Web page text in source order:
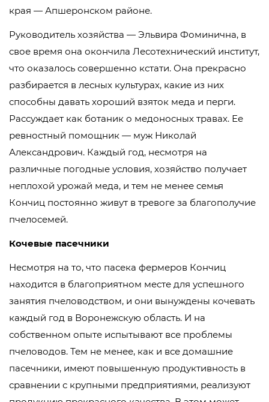
края — Апшеронском районе.
Руководитель хозяйства — Эльвира Фоминична, в
свое время она окончила Лесотехнический институт,
что оказалось совершенно кстати. Она прекрасно
разбирается в лесных культурах, какие из них
способны давать хороший взяток меда и перги.
Рассуждает как ботаник о медоносных травах. Ее
ревностный помощник — муж Николай
Александрович. Каждый год, несмотря на
различные погодные условия, хозяйство получает
неплохой урожай меда, и тем не менее семья
Кончиц постоянно живут в тревоге за благополучие
пчелосемей.
Кочевые пасечники
Несмотря на то, что пасека фермеров Кончиц
находится в благоприятном месте для успешного
занятия пчеловодством, и они вынуждены кочевать
каждый год в Воронежскую область. И на
собственном опыте испытывают все проблемы
пчеловодов. Тем не менее, как и все домашние
пасечники, имеют повышенную продуктивность в
сравнении с крупными предприятиями, реализуют